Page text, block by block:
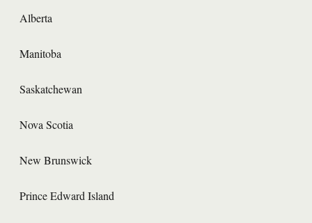
Alberta
Manitoba
Saskatchewan
Nova Scotia
New Brunswick
Prince Edward Island